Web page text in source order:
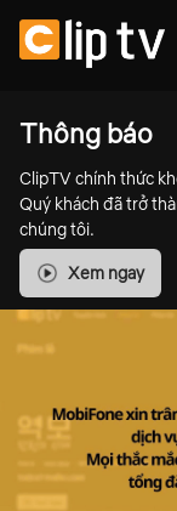
Thông báo
ClipTV chính thức
Quý khách đã trở
chúng tôi.
Xem ngay